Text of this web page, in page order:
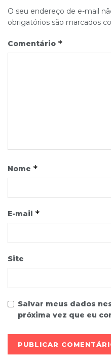
O seu endereço de e-mail
obrigatórios são marcados
Comentário *
Nome *
E-mail *
Site
Salvar meus dados
próxima vez que eu